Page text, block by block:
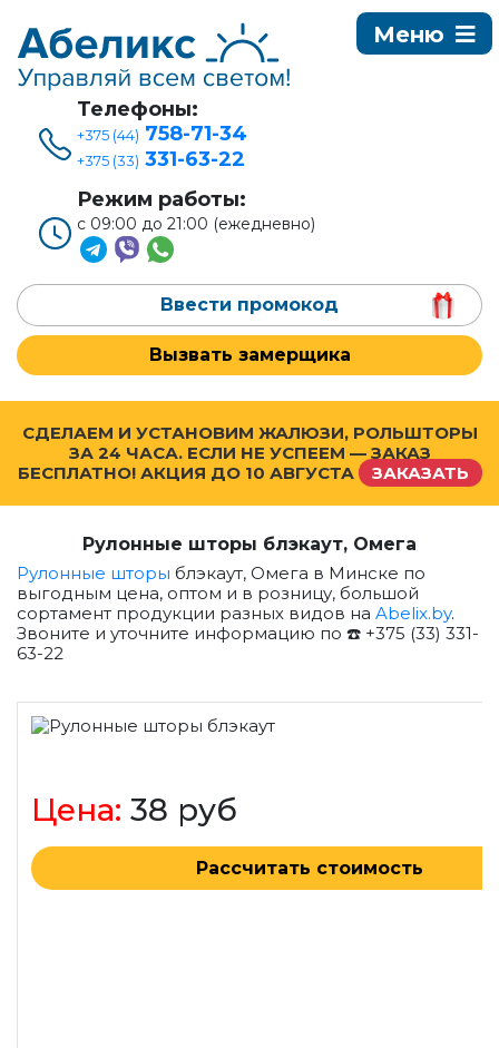
Телефоны:
+375 (44) 758-71-34
+375 (33) 331-63-22
Режим работы:
с 09:00 до 21:00 (ежедневно)
Ввести промокод
Вызвать замерщика
СДЕЛАЕМ И УСТАНОВИМ ЖАЛЮЗИ, РОЛЬШТОРЫ
ЗА 24 ЧАСА. ЕСЛИ НЕ УСПЕЕМ — ЗАКАЗ
БЕСПЛАТНО! АКЦИЯ ДО 10 АВГУСТА ЗАКАЗАТЬ
Рулонные шторы блэкаут, Омега
Рулонные шторы блэкаут, Омега в Минске по
выгодным цена, оптом и в розницу, большой
сортамент продукции разных видов на Abelix.by.
Звоните и уточните информацию по ☎️ +375 (33) 331-
63-22
Цена: 38 руб
Рассчитать стоимость